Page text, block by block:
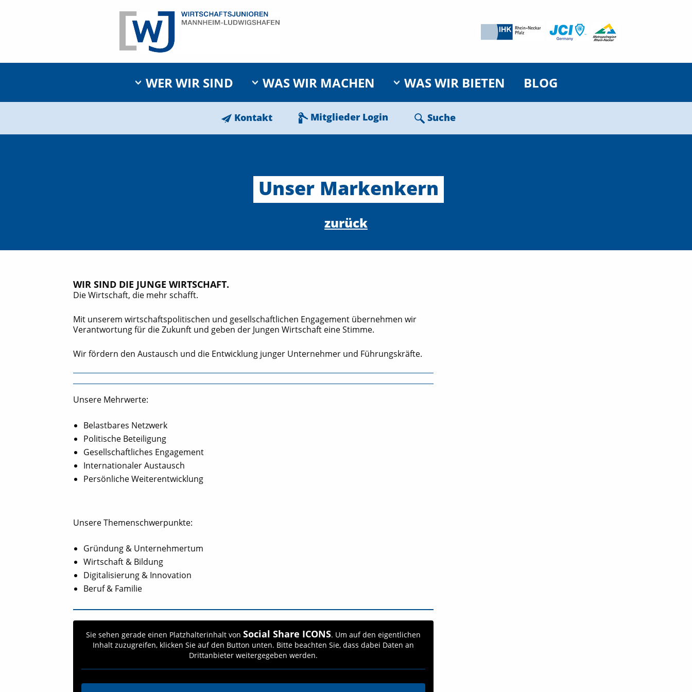
WER WIR SIND WAS WIR MACHEN WAS WIR BIETEN BLOG
Kontakt Mitglieder Login Suche
Unser Markenkern
zurück
WIR SIND DIE JUNGE WIRTSCHAFT.
Die Wirtschaft, die mehr schafft.
Mit unserem wirtschaftspolitischen und gesellschaftlichen Engagement übernehmen wir
Verantwortung für die Zukunft und geben der Jungen Wirtschaft eine Stimme.
Wir fördern den Austausch und die Entwicklung junger Unternehmer und Führungskräfte.
Unsere Mehrwerte:
Belastbares Netzwerk
Politische Beteiligung
Gesellschaftliches Engagement
Internationaler Austausch
Persönliche Weiterentwicklung
Unsere Themenschwerpunkte:
Gründung & Unternehmertum
Wirtschaft & Bildung
Digitalisierung & Innovation
Beruf & Familie
Sie sehen gerade einen Platzhalterinhalt von Social Share ICONS. Um auf den eigentlichen
Inhalt zuzugreifen, klicken Sie auf den Button unten. Bitte beachten Sie, dass dabei Daten an
Drittanbieter weitergegeben werden.